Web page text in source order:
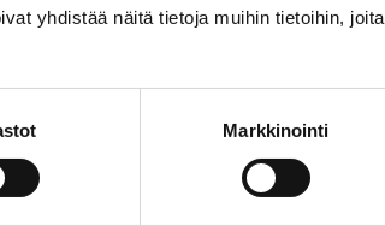
yhdistää näitä tietoja muihin tietoihin, joita
Markkinointi